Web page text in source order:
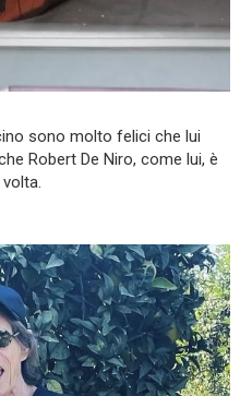
sono molto felici che lui
Robert De Niro, come lui, è